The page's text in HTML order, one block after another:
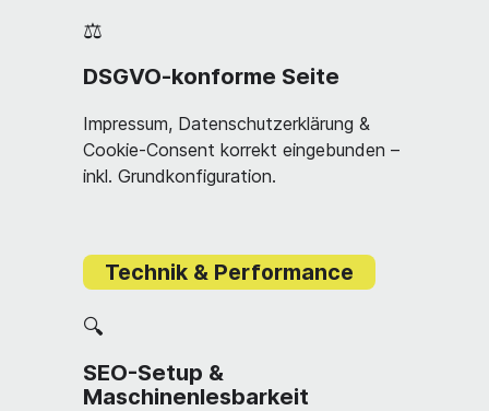
⚖️
Impressum, Datenschutzerklärung &
Cookie-Consent korrekt eingebunden –
inkl. Grundkonfiguration.
DSGVO-konforme Seite
Technik & Performance
🔍
SEO-Setup &
Maschinenlesbarkeit